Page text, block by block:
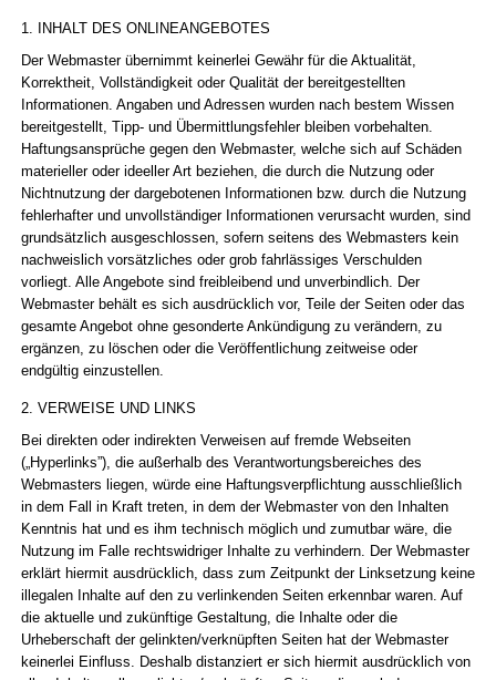
1. INHALT DES ONLINEANGEBOTES
Der Webmaster übernimmt keinerlei Gewähr für die Aktualität,
Korrektheit, Vollständigkeit oder Qualität der bereitgestellten
Informationen. Angaben und Adressen wurden nach bestem Wissen
bereitgestellt, Tipp- und Übermittlungsfehler bleiben vorbehalten.
Haftungsansprüche gegen den Webmaster, welche sich auf Schäden
materieller oder ideeller Art beziehen, die durch die Nutzung oder
Nichtnutzung der dargebotenen Informationen bzw. durch die Nutzung
fehlerhafter und unvollständiger Informationen verursacht wurden, sind
grundsätzlich ausgeschlossen, sofern seitens des Webmasters kein
nachweislich vorsätzliches oder grob fahrlässiges Verschulden
vorliegt. Alle Angebote sind freibleibend und unverbindlich. Der
Webmaster behält es sich ausdrücklich vor, Teile der Seiten oder das
gesamte Angebot ohne gesonderte Ankündigung zu verändern, zu
ergänzen, zu löschen oder die Veröffentlichung zeitweise oder
endgültig einzustellen.
2. VERWEISE UND LINKS
Bei direkten oder indirekten Verweisen auf fremde Webseiten
(„Hyperlinks”), die außerhalb des Verantwortungsbereiches des
Webmasters liegen, würde eine Haftungsverpflichtung ausschließlich
in dem Fall in Kraft treten, in dem der Webmaster von den Inhalten
Kenntnis hat und es ihm technisch möglich und zumutbar wäre, die
Nutzung im Falle rechtswidriger Inhalte zu verhindern. Der Webmaster
erklärt hiermit ausdrücklich, dass zum Zeitpunkt der Linksetzung keine
illegalen Inhalte auf den zu verlinkenden Seiten erkennbar waren. Auf
die aktuelle und zukünftige Gestaltung, die Inhalte oder die
Urheberschaft der gelinkten/verknüpften Seiten hat der Webmaster
keinerlei Einfluss. Deshalb distanziert er sich hiermit ausdrücklich von